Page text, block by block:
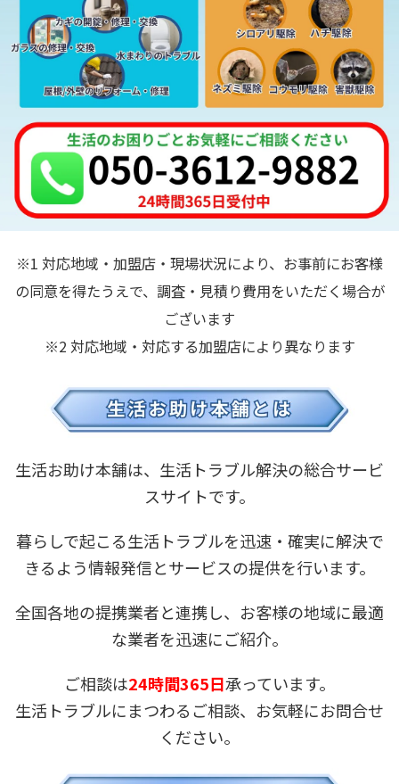
※1 対応地域・加盟店・現場状況により、お事前にお客様
の同意を得たうえで、調査・見積り費用をいただく場合が
ございます
※2 対応地域・対応する加盟店により異なります
生活お助け本舗は、生活トラブル解決の総合サービ
スサイトです。
暮らしで起こる生活トラブルを迅速・確実に解決で
きるよう情報発信とサービスの提供を行います。
全国各地の提携業者と連携し、お客様の地域に最適
な業者を迅速にご紹介。
ご相談は24時間365日承っています。
生活トラブルにまつわるご相談、お気軽にお問合せ
ください。